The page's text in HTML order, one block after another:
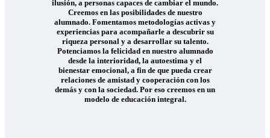
ilusión, a personas capaces de cambiar el mundo.
Creemos en las posibilidades de nuestro
alumnado. Fomentamos metodologías activas y
experiencias para acompañarle a descubrir su
riqueza personal y a desarrollar su talento.
Potenciamos la felicidad en nuestro alumnado
desde la interioridad, la autoestima y el
bienestar emocional, a fin de que pueda crear
relaciones de amistad y cooperación con los
demás y con la sociedad. Por eso creemos en un
modelo de educación integral.